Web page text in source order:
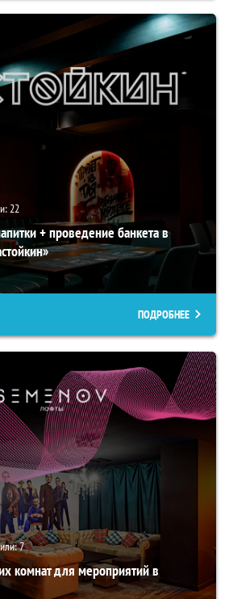
22
+ проведение банкета в
ПОДРОБНЕЕ
7
комнат для мероприятий в